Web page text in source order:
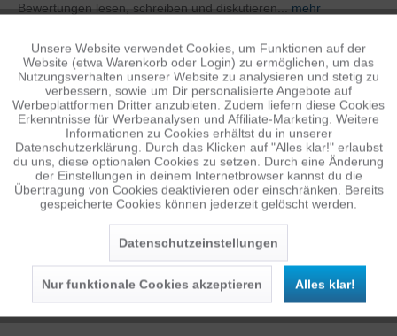
Bewertungen lesen, schreiben und diskutieren...
mehr
ÄHNLICHE ARTIKEL
Diese Artikel sind dem Produkt ähnlich ...mehr
Persönliche Empfehlungen
Funktionale Aktiv
Tracking Inaktiv
Personalisierung Inaktiv
Service Inaktiv
Unsere Website verwendet Cookies, um Funktionen auf der
Website (etwa Warenkorb oder Login) zu ermöglichen, um das
Nutzungsverhalten unserer Website zu analysieren und stetig zu
verbessern, sowie um Dir personalisierte Angebote auf
Werbeplattformen Dritter anzubieten. Zudem liefern diese Cookies
Erkenntnisse für Werbeanalysen und Affiliate-Marketing. Weitere
Informationen zu Cookies erhältst du in unserer
Datenschutzerklärung. Durch das Klicken auf "Alles klar!" erlaubst
du uns, diese optionalen Cookies zu setzen. Durch eine Änderung
der Einstellungen in deinem Internetbrowser kannst du die
Übertragung von Cookies deaktivieren oder einschränken. Bereits
gespeicherte Cookies können jederzeit gelöscht werden.
Datenschutzeinstellungen
Nur funktionale Cookies akzeptieren Alles klar!